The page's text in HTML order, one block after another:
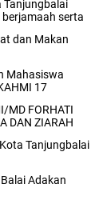
Tanjungbalai
serta
dan Makan
Mahasiswa
17
MD FORHATI
DAN ZIARAH
Tanjungbalai
Adakan